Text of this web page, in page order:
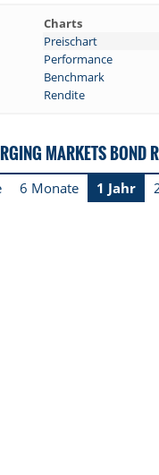
Charts
Preischart
Performance
Benchmark
Rendite
MARKETS BOND
6 Monate 1 Jahr